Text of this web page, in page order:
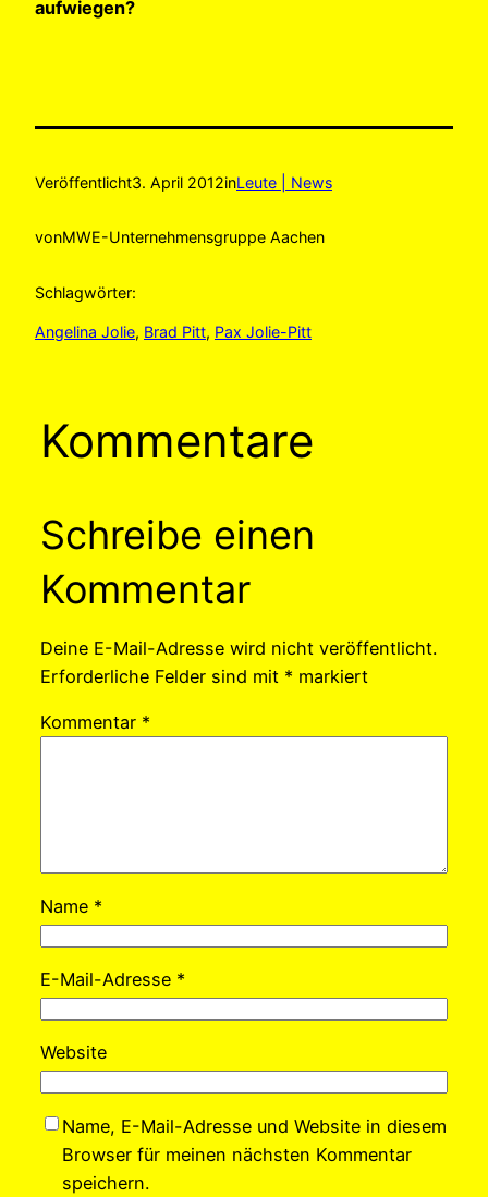
aufwiegen?
Veröffentlicht3. April 2012inLeute | News
vonMWE-Unternehmensgruppe Aachen
Schlagwörter:
Angelina Jolie, Brad Pitt, Pax Jolie-Pitt
Kommentare
Schreibe einen
Kommentar
Deine E-Mail-Adresse wird nicht veröffentlicht.
Erforderliche Felder sind mit * markiert
Kommentar *
Name *
E-Mail-Adresse *
Website
Name, E-Mail-Adresse und Website in diesem
Browser für meinen nächsten Kommentar
speichern.